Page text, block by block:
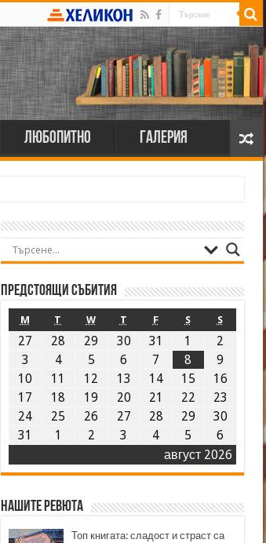
Любопитно Галерия
Предстоящи събития
август 2026
M T W T F S S
27 28 29 30 31 1
2
3
4 5 6 7 8
9
10
11 12 13 14 15
16
17
18 19 20 21 22
23
24
25 26 27 28 29
30
31
1 2 3 4 5 6
Нашите ревюта
Топ книгата: сладост и страст са